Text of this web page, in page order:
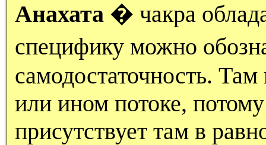
Анахата � чакра
специфику можно
самодостаточность.
или ином потоке,
присутствует там в